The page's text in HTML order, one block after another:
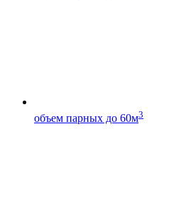
объем парных до 60м3